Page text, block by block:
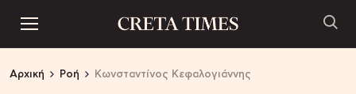
Αρχική Ροή Κωνσταντίνος Κεφαλογιάννης